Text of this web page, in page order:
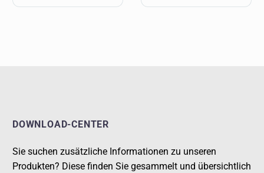
DOWNLOAD-CENTER
Sie suchen zusätzliche Informationen zu unseren
Produkten? Diese finden Sie gesammelt und übersichtlich